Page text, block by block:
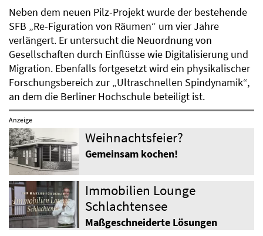
Neben dem neuen Pilz-Projekt wurde der bestehende
SFB „Re-Figuration von Räumen“ um vier Jahre
verlängert. Er untersucht die Neuordnung von
Gesellschaften durch Einflüsse wie Digitalisierung und
Migration. Ebenfalls fortgesetzt wird ein physikalischer
Forschungsbereich zur „Ultraschnellen Spindynamik“,
an dem die Berliner Hochschule beteiligt ist.
Anzeige
Weihnachtsfeier?
Gemeinsam kochen!
Immobilien Lounge
Schlachtensee
Maßgeschneiderte Lösungen